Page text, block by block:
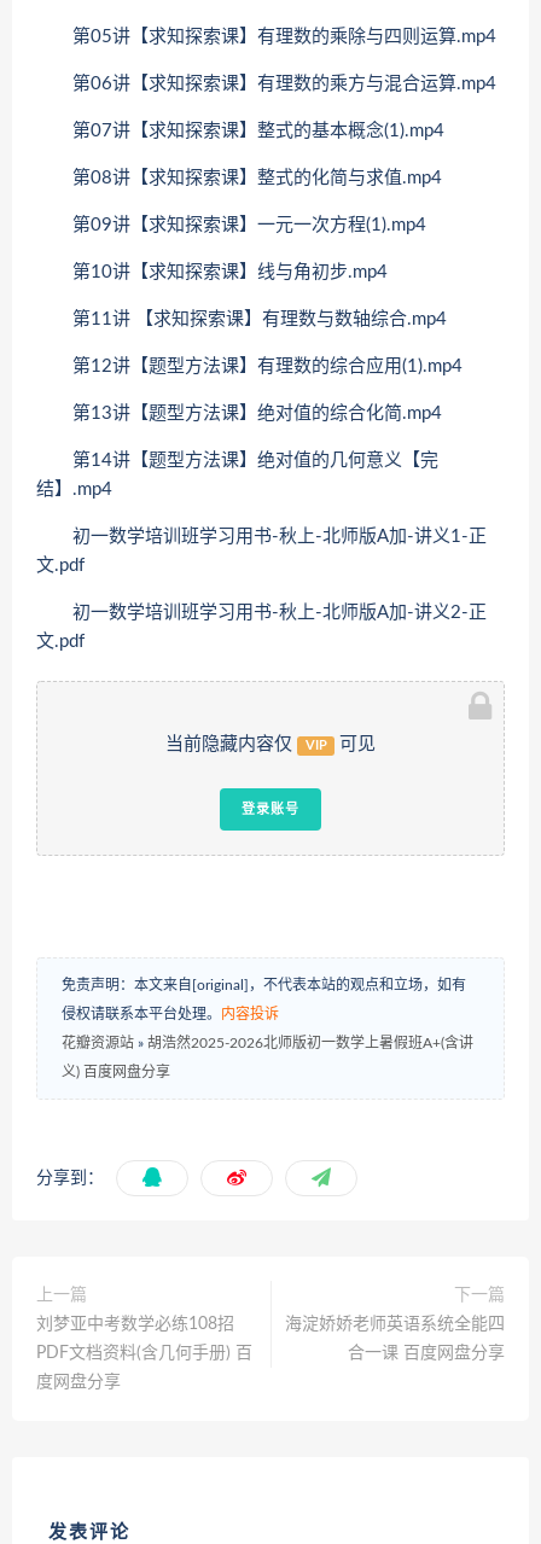
第05讲【求知探索课】有理数的乘除与四则运算.mp4
第06讲【求知探索课】有理数的乘方与混合运算.mp4
第07讲【求知探索课】整式的基本概念(1).mp4
第08讲【求知探索课】整式的化简与求值.mp4
第09讲【求知探索课】一元一次方程(1).mp4
第10讲【求知探索课】线与角初步.mp4
第11讲 【求知探索课】有理数与数轴综合.mp4
第12讲【题型方法课】有理数的综合应用(1).mp4
第13讲【题型方法课】绝对值的综合化简.mp4
第14讲【题型方法课】绝对值的几何意义【完
结】.mp4
初一数学培训班学习用书-秋上-北师版A加-讲义1-正
文.pdf
初一数学培训班学习用书-秋上-北师版A加-讲义2-正
文.pdf
当前隐藏内容仅 VIP 可见
登录账号
免责声明：本文来自[original]，不代表本站的观点和立场，如有
侵权请联系本平台处理。 内容投诉
花瓣资源站 » 胡浩然2025-2026北师版初一数学上暑假班A+(含讲
义) 百度网盘分享
分享到：
上一篇
刘梦亚中考数学必练108招
PDF文档资料(含几何手册) 百
度网盘分享
下一篇
海淀娇娇老师英语系统全能四
合一课 百度网盘分享
发表评论